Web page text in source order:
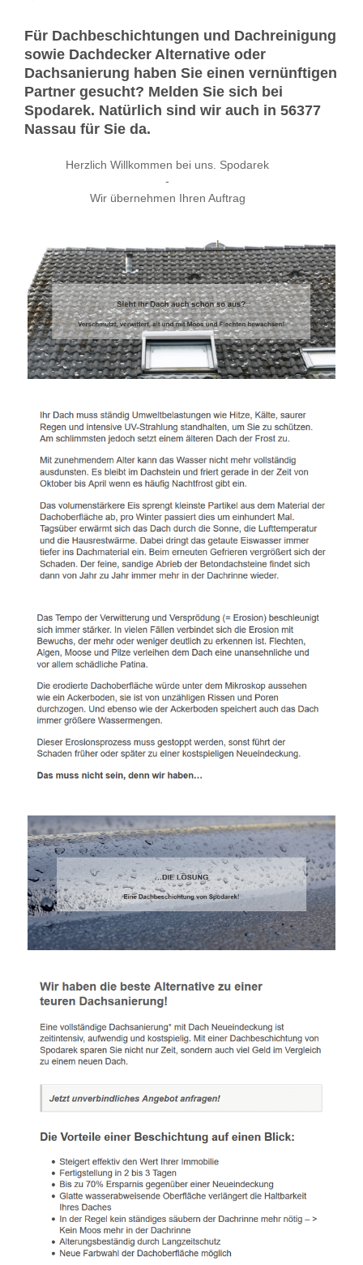
Für Dachbeschichtungen und Dachreinigung
sowie Dachdecker Alternative oder
Dachsanierung haben Sie einen vernünftigen
Partner gesucht? Melden Sie sich bei
Spodarek. Natürlich sind wir auch in 56377
Nassau für Sie da.
Herzlich Willkommen bei uns. Spodarek
-
Wir übernehmen Ihren Auftrag